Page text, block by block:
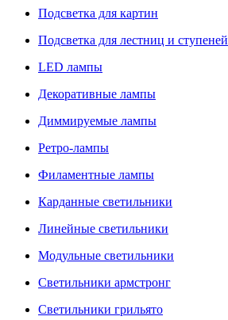
Подсветка для картин
Подсветка для лестниц и ступеней
LED лампы
Декоративные лампы
Диммируемые лампы
Ретро-лампы
Филаментные лампы
Карданные светильники
Линейные светильники
Модульные светильники
Светильники армстронг
Светильники грильято